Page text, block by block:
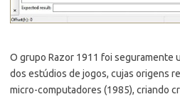
O grupo Razor 1911 foi seguramente
dos estúdios de jogos, cujas origens
micro-computadores (1985), criando